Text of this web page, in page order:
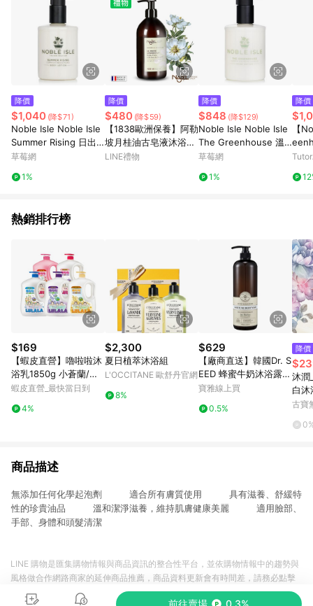
價券等虛擬貨幣折抵 4. 大宗採購或批發轉賣不具回饋資格： 如
有相關事證認定您為大宗採購、批發轉賣而非最終消費使用者，
相關認定以Yahoo購物中心之認定為準
降價
$1,040 (降$71)
Noble Isle Noble Isle
Summer Rising 日出
身體乳 250ml/8.45oz
草莓網
1%
降價
$480 (降$59)
【1838歐洲保養】阿勒
坡月桂油古皂液沐浴露
400ml-梔子花
LINE禮物
降價
$848 (降$129)
Noble Isle Noble Isle
The Greenhouse 溫
室護手霜 250ml/8.45
草莓網
1%
降價
【
熱銷排行榜
$169
【蝦皮直營】嚕啦啦沐
浴乳1850g 小蒼蘭/百
里香/玫瑰/鈴蘭/燕麥保
蝦皮直營_最快當日到
4%
$2,300
夏日植萃沐浴組
L'OCCITANE 歐舒丹官網
8%
$629
【廠商直送】韓國Dr. S
EED 蜂蜜牛奶沐浴露 1
000ml-玫瑰
寶雅線上買
0.5%
降價
沐潤
白
妳的
古寶
商品描述
無添加任何化學起泡劑 適合所有膚質使用 具有滋養、舒緩特
性的珍貴油品 溫和潔淨滋養，維持肌膚健康美麗 適用臉部、
手部、身體和頭髮清潔
前往賣場 0.3%
LINE 購物是匯集購物情報與商品資訊的整合性平台，並依購物情報中的趨勢與
風格做合作網路商家的延伸商品推薦，商品資料更新會有時間差，請務必點擊
商品至各合作網路商家，確認現售價與購物條件，一切資訊以合作廠商網頁為